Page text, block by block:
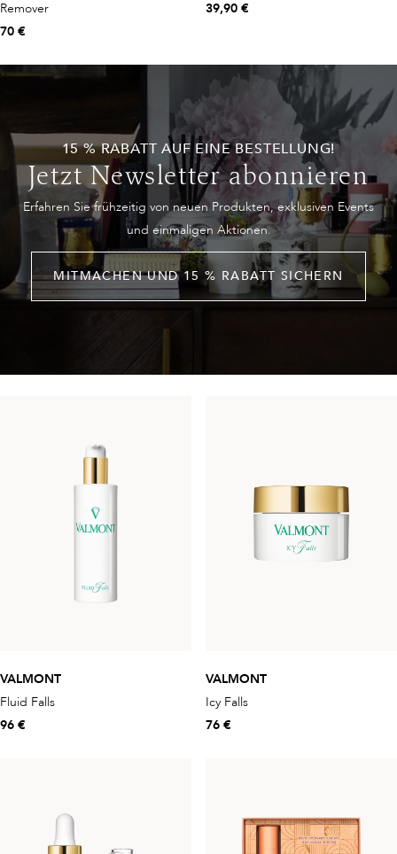
Remover
70 €
39,90 €
15 % RABATT AUF EINE BESTELLUNG!
Jetzt Newsletter abonnieren
Erfahren Sie frühzeitig von neuen Produkten, exklusiven Events
und einmaligen Aktionen.
MITMACHEN UND 15 % RABATT SICHERN
VALMONT
Fluid Falls
96 €
VALMONT
Icy Falls
76 €